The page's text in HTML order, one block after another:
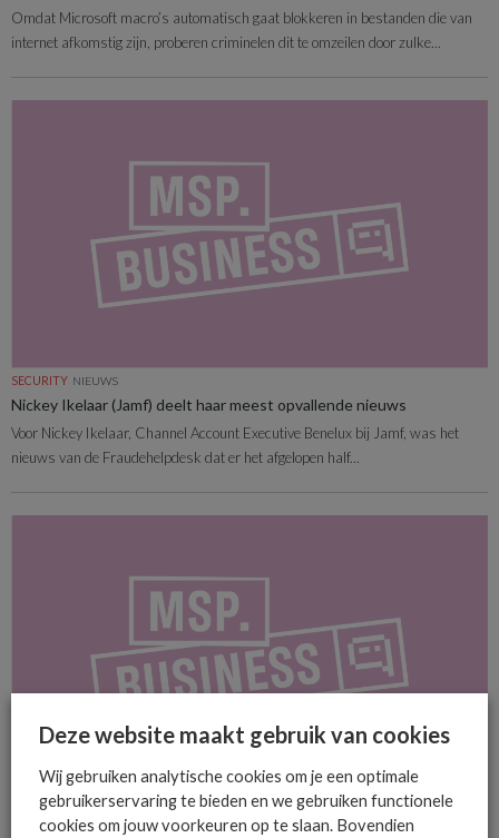
Omdat Microsoft macro’s automatisch gaat blokkeren in bestanden die van
internet afkomstig zijn, proberen criminelen dit te omzeilen door zulke...
SECURITY NIEUWS
Nickey Ikelaar (Jamf) deelt haar meest opvallende nieuws
Voor Nickey Ikelaar, Channel Account Executive Benelux bij Jamf, was het
nieuws van de Fraudehelpdesk dat er het afgelopen half...
SECURITY NIEUWS
Criminelen besmetten open-source npm-pakketten
Deze website maakt gebruik van cookies
Wij gebruiken analytische cookies om je een optimale
gebruikerservaring te bieden en we gebruiken functionele
cookies om jouw voorkeuren op te slaan. Bovendien